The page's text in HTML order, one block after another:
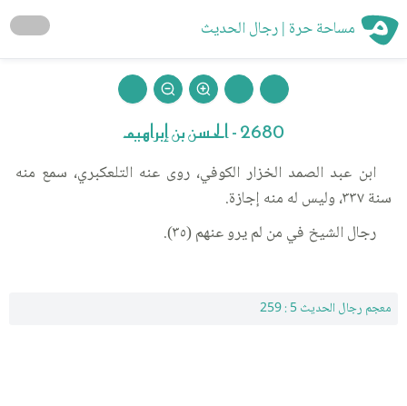
مساحة حرة | رجال الحديث
2680 - الحسن بن إبراهيم
ابن عبد الصمد الخزار الكوفي، روى عنه التلعكبري، سمع منه
سنة ٣٣٧، وليس له منه إجازة.
رجال الشيخ في من لم يرو عنهم (٣٥).
معجم رجال الحديث 5 : 259